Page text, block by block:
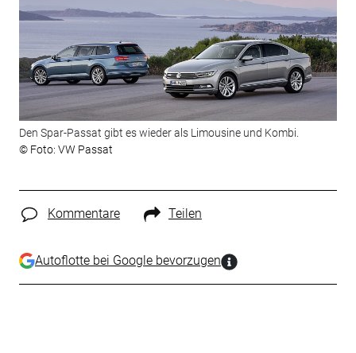
Den Spar-Passat gibt es wieder als Limousine und Kombi.
© Foto: VW Passat
Kommentare Teilen
Autoflotte bei Google bevorzugen